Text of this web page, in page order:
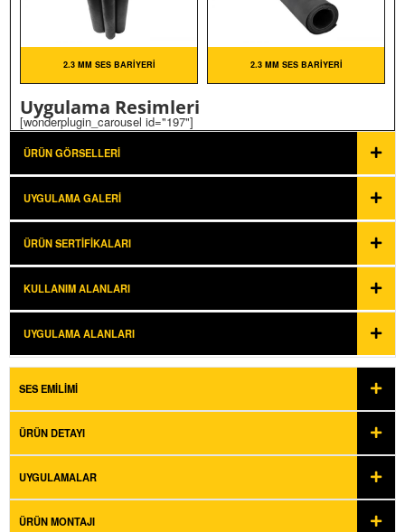
2.3 MM SES BARIYERI 2.3 MM SES BARIYERI
Uygulama Resimleri
[wonderplugin_carousel id="197"]
ÜRÜN GÖRSELLERI
UYGULAMA GALERI
ÜRÜN SERTIFIKALARI
KULLANIM ALANLARI
UYGULAMA ALANLARI
SES EMILIMI
ÜRÜN DETAYI
UYGULAMALAR
ÜRÜN MONTAJI